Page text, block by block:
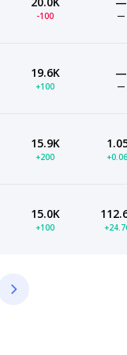
-100 —
19.6K
+100
—
—
15.9K
+200
15.0K
+100